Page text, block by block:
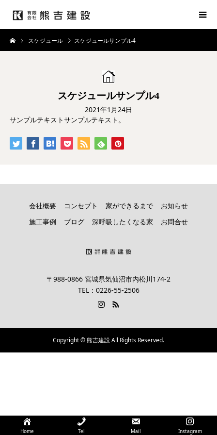
スケジュール スケジュールサンプル4
スケジュールサンプル4
2021年1月24日
サンプルテキストサンプルテキスト。
会社概要 コンセプト 家ができるまで お知らせ
施工事例 ブログ 深呼吸したくなる家 お問合せ
〒988-0866 宮城県気仙沼市内松川174-2
TEL：0226-55-2506
Copyright © 熊吉建設 All Rights Reserved.
Home Tel Mail Instagram